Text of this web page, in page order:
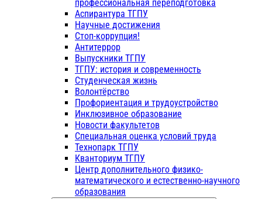
профессиональная переподготовка
Аспирантура ТГПУ
Научные достижения
Стоп-коррупция!
Антитеррор
Выпускники ТГПУ
ТГПУ: история и современность
Студенческая жизнь
Волонтёрство
Профориентация и трудоустройство
Инклюзивное образование
Новости факультетов
Специальная оценка условий труда
Технопарк ТГПУ
Кванториум ТГПУ
Центр дополнительного физико-
математического и естественно-научного
образования